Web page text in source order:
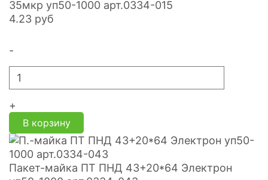
35мкр уп50-1000 арт.0334-015
4.23 руб
-
+
В корзину
Пакет-майка ПТ ПНД 43+20*64 Электрон